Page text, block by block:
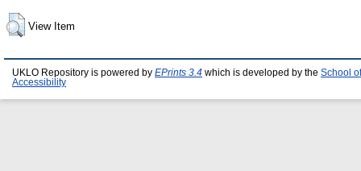
View Item
UKLO Repository is powered by EPrints 3.4 which is developed by the School
Accessibility